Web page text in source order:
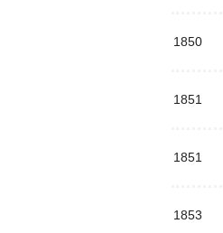
1850
1851
1851
1853